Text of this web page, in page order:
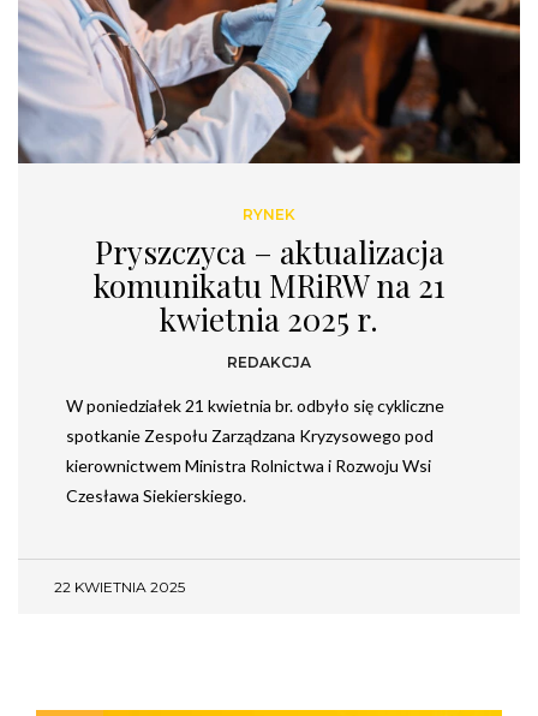
RYNEK
Pryszczyca – aktualizacja
komunikatu MRiRW na 21
kwietnia 2025 r.
REDAKCJA
W poniedziałek 21 kwietnia br. odbyło się cykliczne
spotkanie Zespołu Zarządzana Kryzysowego pod
kierownictwem Ministra Rolnictwa i Rozwoju Wsi
Czesława Siekierskiego.
22 KWIETNIA 2025